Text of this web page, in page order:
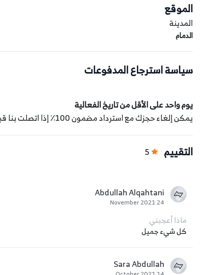
وتتوفر يومي الخميس والجمعة من الساعة 4:00
يمكنك التحقق من التواريخ والأوقات المتاحة في الصفحة التالية
الأسعار والباقات
16 سنوات و ما فوق: 54 ريال لمجموعة من شخصين.
16 سنوات و ما فوق: 78 ريال لمجموعة من ثلاث أشخاص.
16 سنوات و ما فوق: 99 ريال لمجموعة من أربع أشخاص.
من 5 سنوات إلى 15 سنه: 34 ريال
من 5 سنوات إلى 15 سنه: 48 ريال لمجموعة من 3 أشخاص.
من 5 سنوات إلى 15 سنه: 58 ريال لمجموعة من 4 أشخاص.
الموقع
المدينة
الدمام
سياسة استرجاع المدفوعات
يوم واحد على الأقل من تاريخ الفعالية
يمكن إلغاء حجزك مع استرداد مضمون 100٪ إذا اتصلت بنا قبل 24 ساعة على الأقل من وقت التجربة
التقييم 5
Abdullah Alqahtani
24 November 2021
ماذا أعجبني
كل شيء جميل
Sara Abdullah